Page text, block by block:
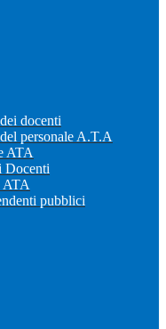
docenti
personale A.T.A
ATA
Docenti
ATA
pubblici